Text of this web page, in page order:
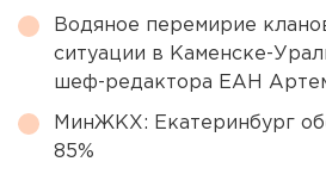
Водяное перемирие
ситуации в Каменске-
шеф-редактора ЕАН
МинЖКХ: Екатеринбург
85%